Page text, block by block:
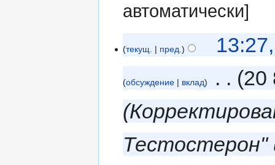
автоматически]
текущ. пред.
обсуждение вклад
20
Тестостерон"